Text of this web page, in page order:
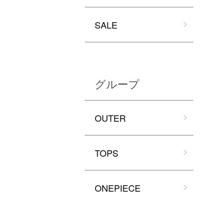
SALE
グループ
OUTER
TOPS
ONEPIECE